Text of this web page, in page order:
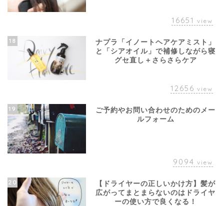
16651 view
18
ナプラ「イノートヘアケアミスト」
と「シアオイル」で補修しながら寝
グセ直し＋さらさらケア
12656 view
19
ご予約やお問い合わせのためのメー
ルフォーム
9094 view
20
【ドライヤーの正しいかけ方】髪が
広がってまとまらないのはドライヤ
ーの使い方で良くなる！